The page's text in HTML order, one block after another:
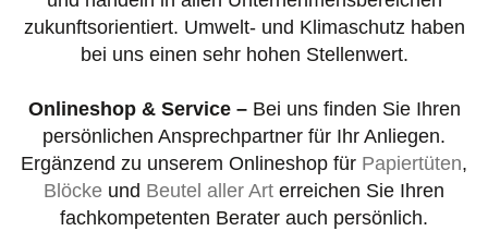
zukunftsorientiert. Umwelt- und Klimaschutz haben
bei uns einen sehr hohen Stellenwert.
Onlineshop & Service –Bei uns finden Sie Ihren
persönlichen Ansprechpartner für Ihr Anliegen.
Ergänzend zu unserem Onlineshop für Papiertüten,
Blöcke und Beutel aller Art erreichen Sie Ihren
fachkompetenten Berater auch persönlich.